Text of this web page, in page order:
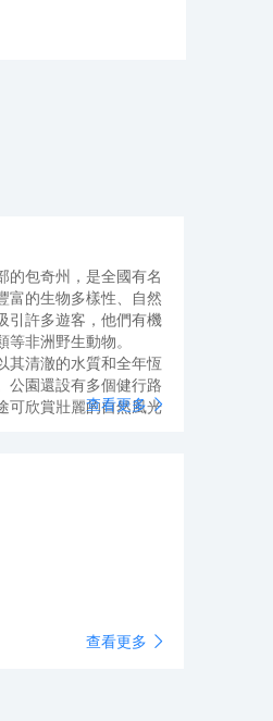
的包奇州，是全國有名
富的生物多樣性、自然
引許多遊客，他們有機
非洲野生動物。
其清澈的水質和全年恆
公園還設有多個健行路
可欣賞壯麗的自然風光
野生動物。公園提供
態和文化。提前預訂
查看更多
查看更多